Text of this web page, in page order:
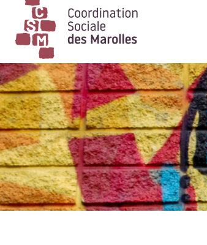
Main Navigation